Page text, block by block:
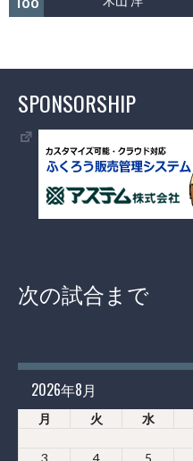
SPONSORSHIP
次の試合まで
2026年8月
月 火 水
3
4 5